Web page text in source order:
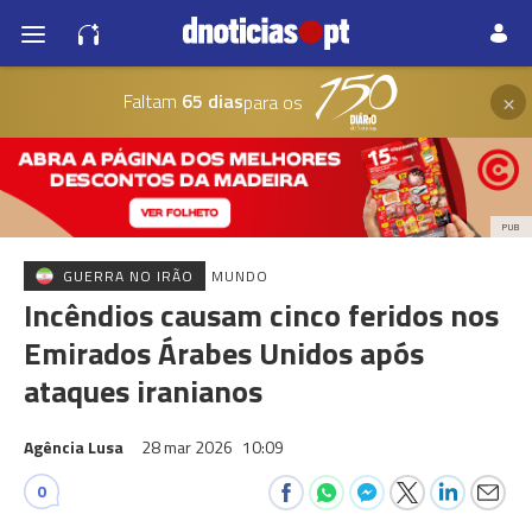
Faltam 65 diaspara os ×
PUB
GUERRA NO IRÃO MUNDO
Incêndios causam cinco feridos nos
Emirados Árabes Unidos após
ataques iranianos
Agência Lusa 28 mar 2026 10:09
0